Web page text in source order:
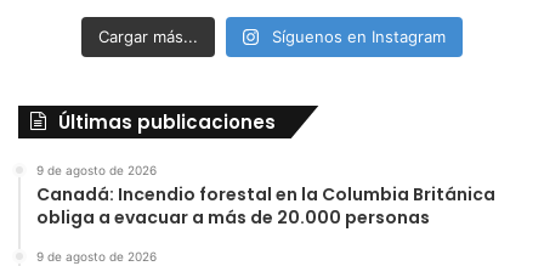
Cargar más... Síguenos en Instagram
Últimas publicaciones
9 de agosto de 2026
Canadá: Incendio forestal en la Columbia Británica
obliga a evacuar a más de 20.000 personas
9 de agosto de 2026